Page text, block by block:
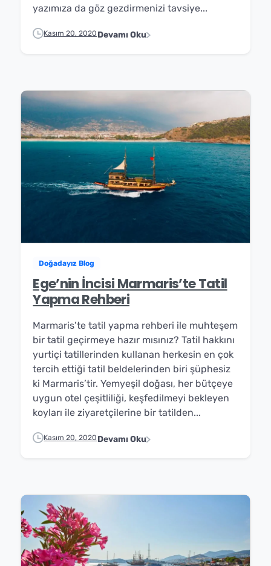
yazımıza da göz gezdirmenizi tavsiye...
Kasım 20, 2020 Devamı Oku
Doğadayız Blog
Ege’nin İncisi Marmaris’te Tatil
Yapma Rehberi
Marmaris’te tatil yapma rehberi ile muhteşem
bir tatil geçirmeye hazır mısınız? Tatil hakkını
yurtiçi tatillerinden kullanan herkesin en çok
tercih ettiği tatil beldelerinden biri şüphesiz
ki Marmaris’tir. Yemyeşil doğası, her bütçeye
uygun otel çeşitliliği, keşfedilmeyi bekleyen
koyları ile ziyaretçilerine bir tatilden...
Kasım 20, 2020 Devamı Oku